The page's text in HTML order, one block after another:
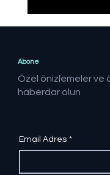
Abone
Özel önizlemeler ve
haberdar olun
Email Adres *